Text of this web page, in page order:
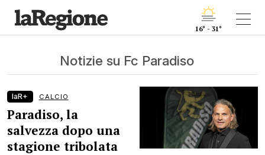
16° - 31°
Notizie su Fc Paradiso
laR+ CALCIO
Paradiso, la
salvezza dopo una
stagione tribolata